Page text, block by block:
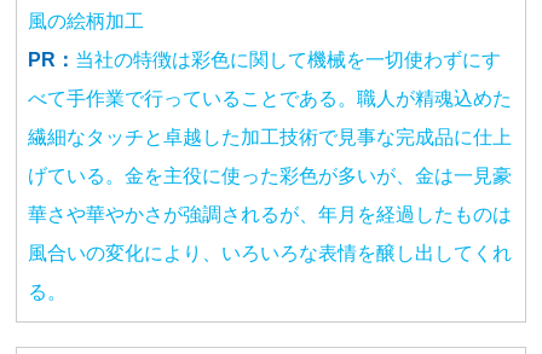
風の絵柄加工
PR： 当社の特徴は彩色に関して機械を一切使わずにす
べて手作業で行っていることである。職人が精魂込めた
繊細なタッチと卓越した加工技術で見事な完成品に仕上
げている。金を主役に使った彩色が多いが、金は一見豪
華さや華やかさが強調されるが、年月を経過したものは
風合いの変化により、いろいろな表情を醸し出してくれ
る。